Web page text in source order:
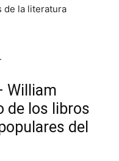
de la literatura
William
de los libros
del